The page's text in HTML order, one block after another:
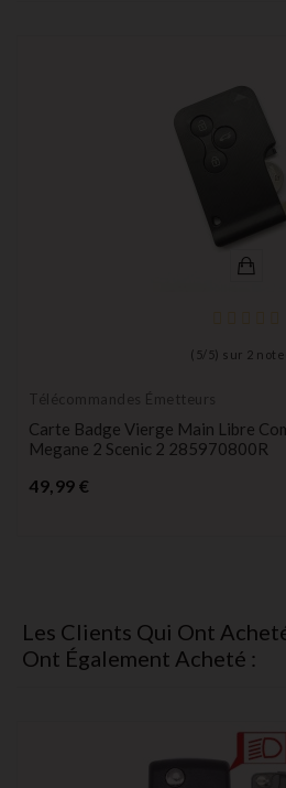
( 5/ 5) sur 2
Télécommandes Émetteurs
Carte Badge Vierge Main Libre
Megane 2 Scenic 2 285970800R
49,99 €
Les Clients Qui Ont
Ont Également Acheté :